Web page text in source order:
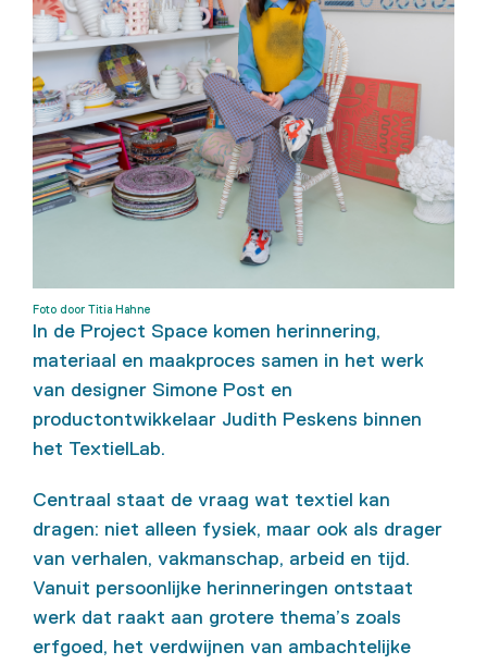
Foto door Titia Hahne
In de Project Space komen herinnering,
materiaal en maakproces samen in het werk
van designer Simone Post en
productontwikkelaar Judith Peskens binnen
het TextielLab.
Centraal staat de vraag wat textiel kan
dragen: niet alleen fysiek, maar ook als drager
van verhalen, vakmanschap, arbeid en tijd.
Vanuit persoonlijke herinneringen ontstaat
werk dat raakt aan grotere thema’s zoals
erfgoed, het verdwijnen van ambachtelijke